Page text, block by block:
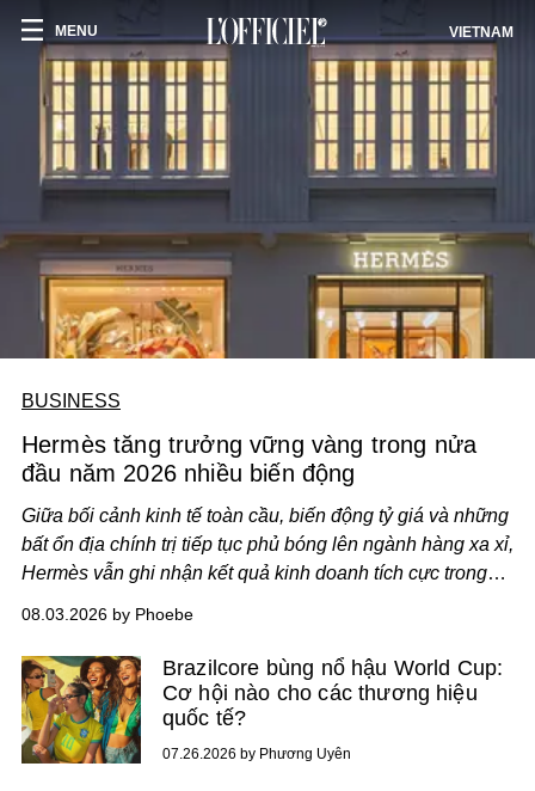
MENU VIETNAM
BUSINESS
Hermès tăng trưởng vững vàng trong nửa
đầu năm 2026 nhiều biến động
Giữa bối cảnh kinh tế toàn cầu, biến động tỷ giá và những
bất ổn địa chính trị tiếp tục phủ bóng lên ngành hàng xa xỉ,
Hermès vẫn ghi nhận kết quả kinh doanh tích cực trong
08.03.2026 by Phoebe
Brazilcore bùng nổ hậu World Cup:
Cơ hội nào cho các thương hiệu
quốc tế?
07.26.2026 by Phương Uyên